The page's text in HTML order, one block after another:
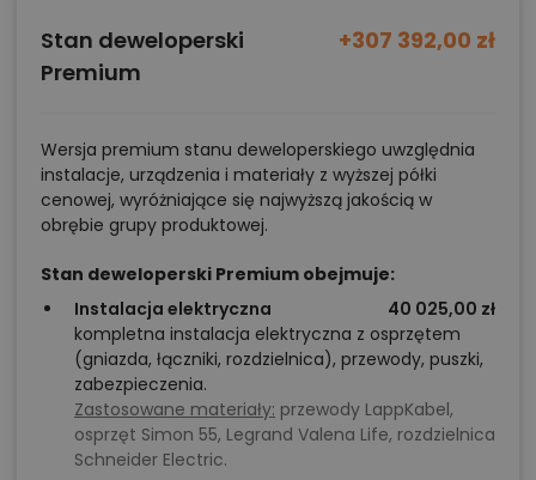
Stan deweloperski
Premium
+307 392,00 zł
Wersja premium stanu deweloperskiego uwzględnia
instalacje, urządzenia i materiały z wyższej półki
cenowej, wyróżniające się najwyższą jakością w
obrębie grupy produktowej.
Stan deweloperski Premium obejmuje:
Instalacja elektryczna
40 025,00 zł
kompletna instalacja elektryczna z osprzętem
(gniazda, łączniki, rozdzielnica), przewody, puszki,
zabezpieczenia.
Zastosowane materiały: przewody LappKabel,
osprzęt Simon 55, Legrand Valena Life, rozdzielnica
Schneider Electric.